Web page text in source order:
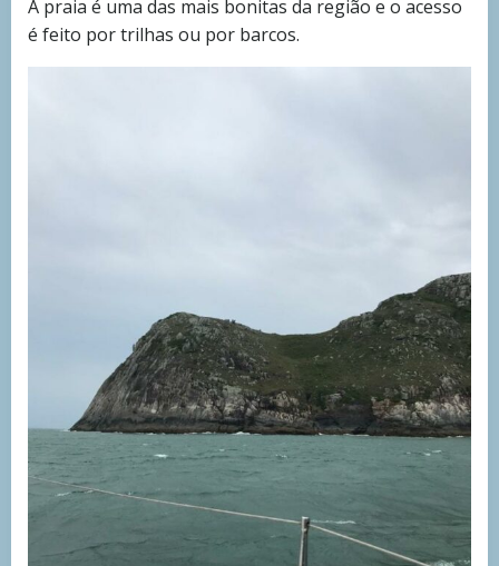
A praia é uma das mais bonitas da região e o acesso
é feito por trilhas ou por barcos.